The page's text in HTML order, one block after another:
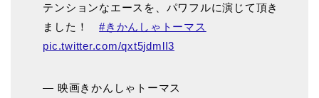
テンションなエースを、パワフルに演じて頂き
ました！#きかんしゃトーマス
pic.twitter.com/qxt5jdmlI3
— 映画きかんしゃトーマス